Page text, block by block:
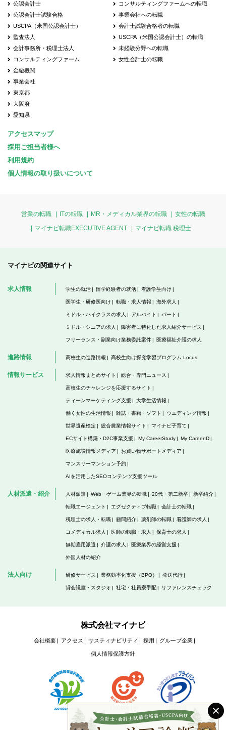
公認会計士
公認会計士試験合格
USCPA（米国公認会計士）
監査法人
会計事務所・税理士法人
コンサルティングファーム
金融機関
事業会社
東京都
大阪府
愛知県
コンサルティングファームへの転職
事業会社への転職
会計士試験合格者の転職
USCPA（米国公認会計士）の転職
未経験分野への転職
女性会計士の転職
アクセスマップ
採用ご担当者様へ
利用規約
個人情報の取り扱いについて
営業の転職 ITの転職 MR・メディカル業界の転職
女性の転職
マイナビ転職EXECUTIVE AGENT
マイナビ転職 税理士
マイナビの関連サイト
求人情報 学生の就活 留学経験者の就活 看護学生向け
医学生・研修医向け 転職・求人情報 海外求人
ミドル・ハイクラスの求人 アルバイト パート
ミドル・シニアの求人 障害者に特化した求人紹介サービス
フリーランス・副業向け業務委託案件 医療福祉介護の求人
進路情報 高校生の進路情報 高校生向け探究学習プログラム Locus
情報サービス 求人情報まとめサイト 総合・専門ニュース
高校生のチャレンジを応援するサイト
ティーンマーケティング支援 大学生活情報
働く女性の生活情報 雑誌・書籍・ソフト ウエディング情報
世界遺産検定 総合農業情報サイト マイナビ子育て
ECサイト構築・D2C事業支援 My CareerStudy My CareerID
医療施設情報メディア お買い物サポートメディア
マンスリーマンション予約
AIを活用したSEOコンテンツ支援ツール
人材派遣・紹介 人材派遣 Web・ゲーム業界の転職 20代・第二新卒 新卒紹介
転職エージェント エグゼクティブ転職 会計士の転職
税理士の求人・転職 顧問紹介 薬剤師の転職 看護師の求人
コメディカル求人 医師の転職・求人 保育士の求人
無期雇用派遣 介護の求人 医療業界の経営支援
外国人材の紹介
法人向け 研修サービス 業務効率化支援（BPO） 発送代行
貸会議室・スタジオ 社宅・社員寮手配 リファレンスチェック
株式会社マイナビ
会社概要 アクセス サスティナビリティ 採用 グループ企業
個人情報保護方針